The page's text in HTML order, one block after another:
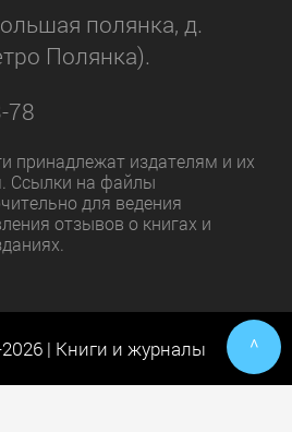
полянка, д.
Полянка).
78
принадлежат издателям и их
Ссылки на файлы
для ведения
отзывов о книгах и
| Книги и журналы ^